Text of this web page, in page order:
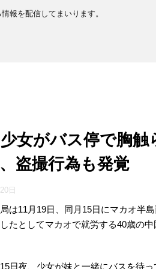
報を配信してまいります。
女がバス停で胸
盗撮行為も発覚
日
は11月19日、同月15日にマカオ半
たとしてマカオで就労する40歳の
日夜、少女が妹と一緒にバスを待